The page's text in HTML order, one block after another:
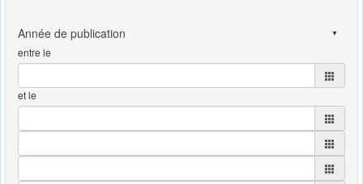
entre le
et le